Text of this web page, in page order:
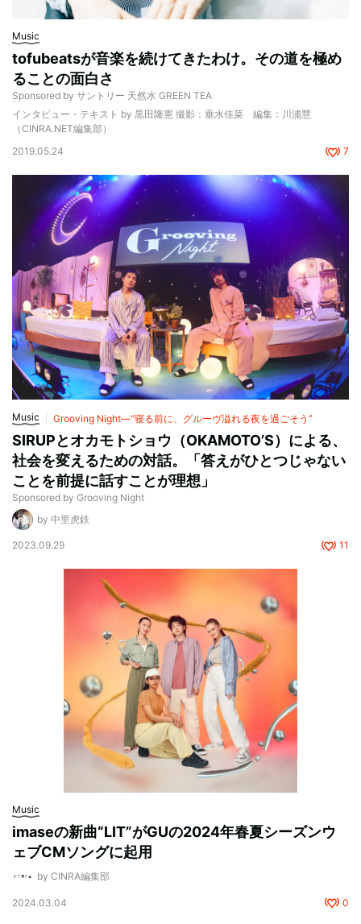
Music
tofubeatsが音楽を続けてきたわけ。その道を極め
ることの面白さ
Sponsored by サントリー 天然水 GREEN TEA
インタビュー・テキスト by 黒田隆憲 撮影：垂水佳菜 編集：川浦慧
（CINRA.NET編集部）
2019.05.24
7
Music Grooving Night―“寝る前に、グルーヴ溢れる夜を過ごそう”
SIRUPとオカモトショウ（OKAMOTO’S）による、
社会を変えるための対話。「答えがひとつじゃない
ことを前提に話すことが理想」
Sponsored by Grooving Night
by 中里虎鉄
2023.09.29 11
Music
imaseの新曲“LIT”がGUの2024年春夏シーズンウ
ェブCMソングに起用
by CINRA編集部
2024.03.04 0